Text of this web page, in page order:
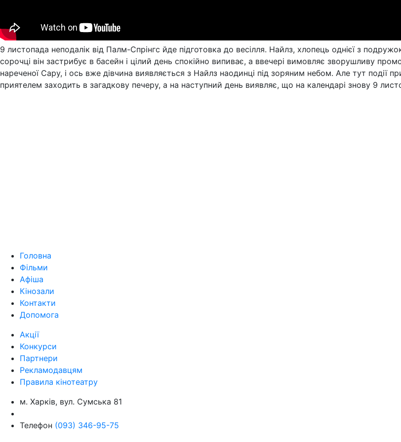
9 листопада неподалік від Палм-Спрінгс йде підготовка до весілля. Найлз, хлопець однієї з
сорочці він застрибує в басейн і цілий день спокійно випиває, а ввечері вимовляє зворушливу
нареченої Сару, і ось вже дівчина виявляється з Найлз наодинці під зоряним небом. Але тут події
приятелем заходить в загадкову печеру, а на наступний день виявляє, що на календарі знову 9
Головна
Фільми
Афіша
Кінозали
Контакти
Допомога
Акції
Конкурси
Партнери
Рекламодавцям
Правила кінотеатру
м. Харків, вул. Сумська 81
Телефон (093) 346-95-75